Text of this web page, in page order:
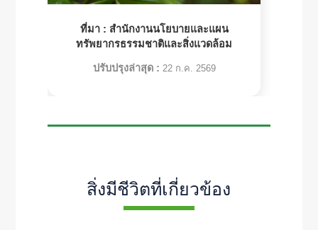
ที่มา : สำนักงานนโยบายและแผน
ทรัพยากรธรรมชาติและสิ่งแวดล้อม
ปรับปรุงล่าสุด : 22 ก.ค. 2569
สิ่งมีชีวิตที่เกี่ยวข้อง